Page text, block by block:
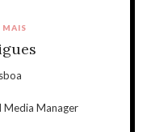
Media Manager
MAIS